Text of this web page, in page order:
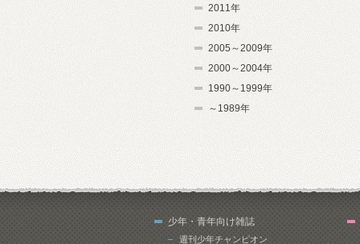
2011年
2010年
2005～2009年
2000～2004年
1990～1999年
～1989年
少年・青年向け雑誌
週刊少年チャンピオン